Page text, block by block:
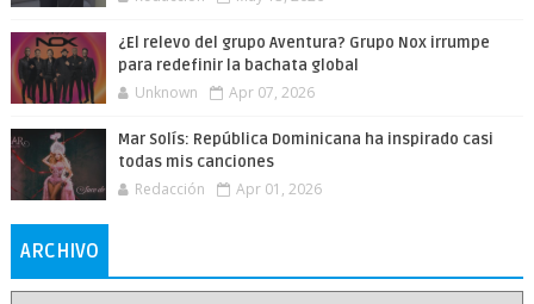
¿El relevo del grupo Aventura? Grupo Nox irrumpe
para redefinir la bachata global
Unknown Apr 07, 2026
Mar Solís: República Dominicana ha inspirado casi
todas mis canciones
Redacción Apr 01, 2026
ARCHIVO